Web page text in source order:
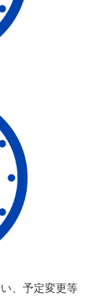
、予定変更等